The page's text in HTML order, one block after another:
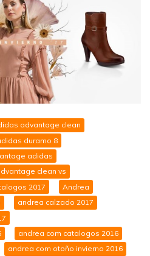
advantage clean
duramo 8
adidas
clean vs
2017
Andrea
andrea calzado 2017
andrea com catalogos 2016
andrea com otoño invierno 2016